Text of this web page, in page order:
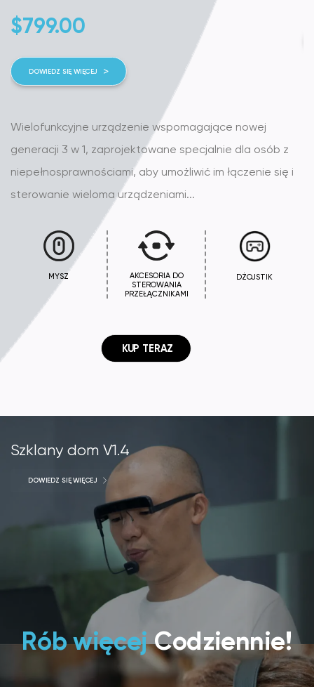
$799.00
DOWIEDZ SIĘ WIĘCEJ
Wielofunkcyjne urządzenie wspomagające nowej
generacji 3 w 1, zaprojektowane specjalnie dla osób z
niepełnosprawnościami, aby umożliwić im łączenie się i
sterowanie wieloma urządzeniami...
MYSZ
AKCESORIA DO
STEROWANIA
PRZEŁĄCZNIKAMI
DŻOJSTIK
KUP TERAZ
Rób więcejCodziennie!
Szklany dom V1.4
DOWIEDZ SIĘ WIĘCEJ